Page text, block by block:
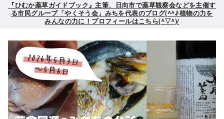
『ひむか薬草ガイドブック』主筆、日向市で薬草観察会などを主催す
る市民グループ「やくそう会」みちを代表のブログ(^^♪植物の力を
みんなの力に！プロフィールはこちら(^▽^)/